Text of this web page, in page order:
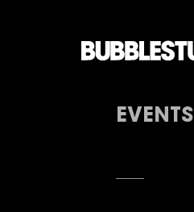
EVENTS